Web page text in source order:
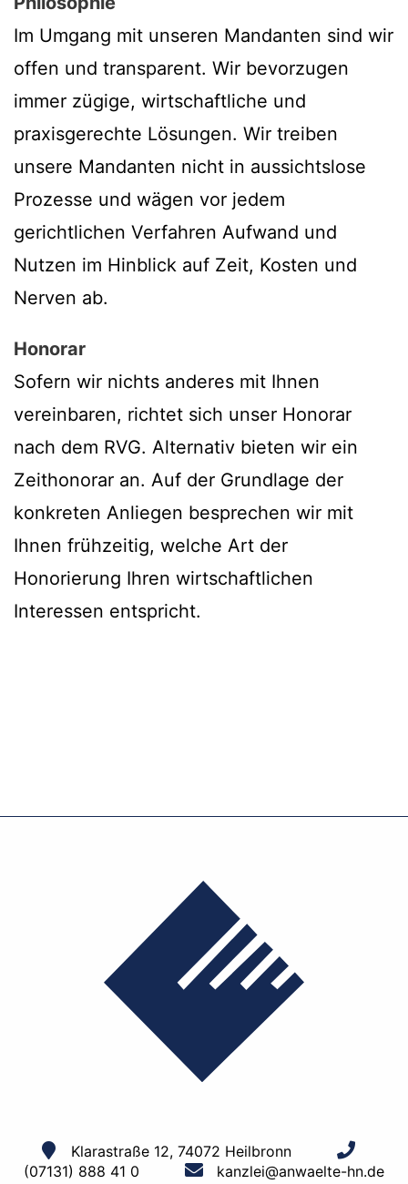
Im Umgang mit unseren Mandanten sind wir
offen und transparent. Wir bevorzugen
immer zügige, wirtschaftliche und
praxisgerechte Lösungen. Wir treiben
unsere Mandanten nicht in aussichtslose
Prozesse und wägen vor jedem
gerichtlichen Verfahren Aufwand und
Nutzen im Hinblick auf Zeit, Kosten und
Nerven ab.
Honorar
Sofern wir nichts anderes mit Ihnen
vereinbaren, richtet sich unser Honorar
nach dem RVG. Alternativ bieten wir ein
Zeithonorar an. Auf der Grundlage der
konkreten Anliegen besprechen wir mit
Ihnen frühzeitig, welche Art der
Honorierung Ihren wirtschaftlichen
Interessen entspricht.
Klarastraße 12, 74072 Heilbronn
(07131) 888 41 0
kanzlei@anwaelte-hn.de